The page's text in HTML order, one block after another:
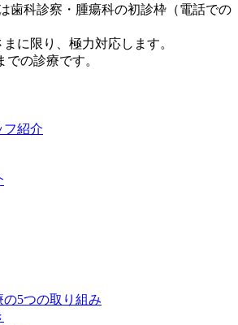
歯科診察・腫瘍科の初診枠（電話での
に限り、極力対応します。
の診療です。
フ紹介
5つの取り組み